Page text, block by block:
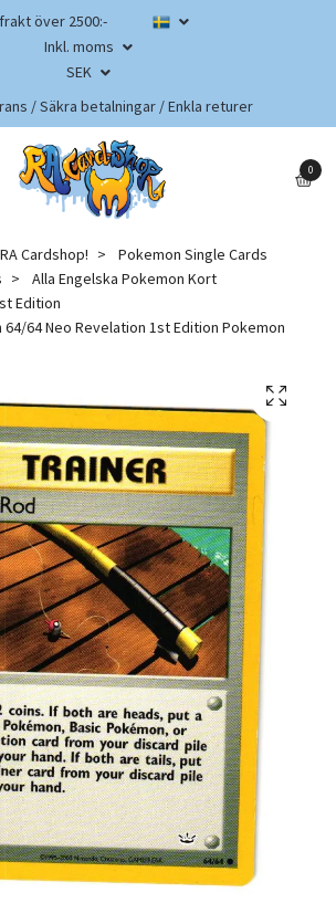
över 2500:-
Inkl. moms
SEK
/ Säkra betalningar / Enkla returer
0
Cardshop!
Pokemon Single Cards
Alla Engelska Pokemon Kort
Edition
64/64 Neo Revelation 1st Edition Pokemon